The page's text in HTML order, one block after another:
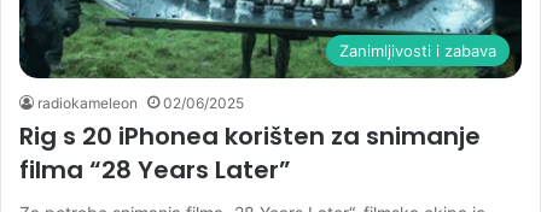
Zanimljivosti i zabava
radiokameleon 02/06/2025
Rig s 20 iPhonea korišten za snimanje
filma “28 Years Later”